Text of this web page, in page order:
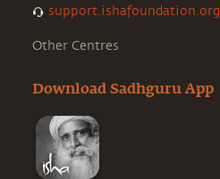
support.ishafoundation.org
Other Centres
Download Sadhguru App